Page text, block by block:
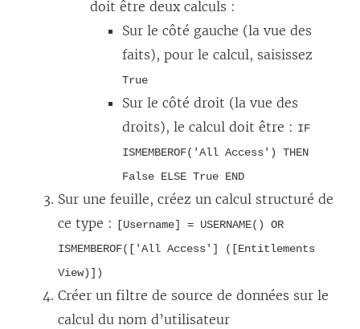
doit être deux calculs :
Sur le côté gauche (la vue des
faits), pour le calcul, saisissez
True
Sur le côté droit (la vue des
droits), le calcul doit être : IF
ISMEMBEROF('All Access') THEN
False ELSE True END
Sur une feuille, créez un calcul structuré de
ce type :
[Username] = USERNAME() OR
ISMEMBEROF(['All Access'] ([Entitlements
View)])
Créer un filtre de source de données sur le
calcul du nom d’utilisateur